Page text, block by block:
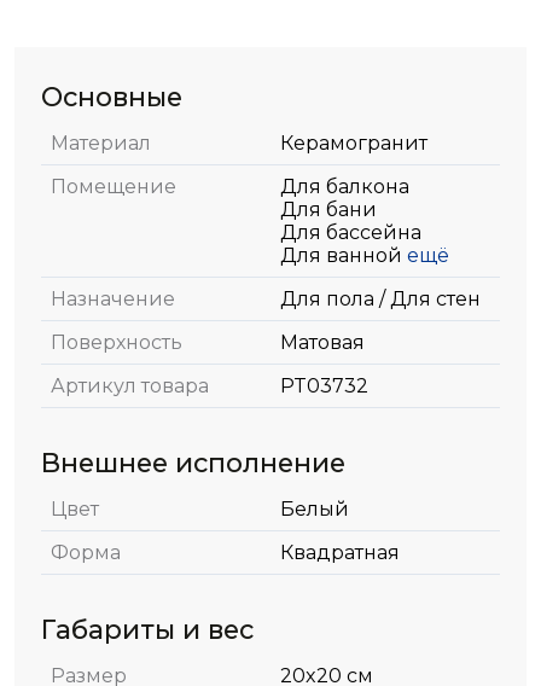
Основные
Материал
Керамогранит
Помещение
Для балкона
Для бани
Для бассейна
Для ванной ещё
Назначение
Для пола / Для стен
Поверхность
Матовая
Артикул товара
PT03732
Внешнее исполнение
Цвет
Белый
Форма
Квадратная
Габариты и вес
Размер 20x20 см